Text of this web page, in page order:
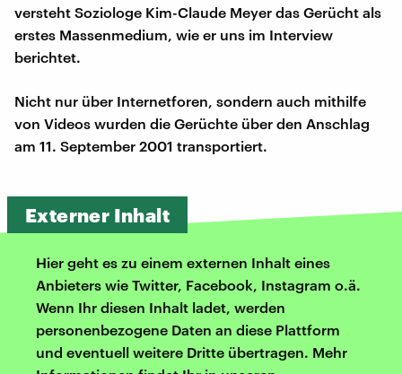
versteht Soziologe Kim-Claude Meyer das Gerücht als
erstes Massenmedium, wie er uns im Interview
berichtet.
Nicht nur über Internetforen, sondern auch mithilfe
von Videos wurden die Gerüchte über den Anschlag
am 11. September 2001 transportiert.
Externer Inhalt
Hier geht es zu einem externen Inhalt eines
Anbieters wie Twitter, Facebook, Instagram o.ä.
Wenn Ihr diesen Inhalt ladet, werden
personenbezogene Daten an diese Plattform
und eventuell weitere Dritte übertragen. Mehr